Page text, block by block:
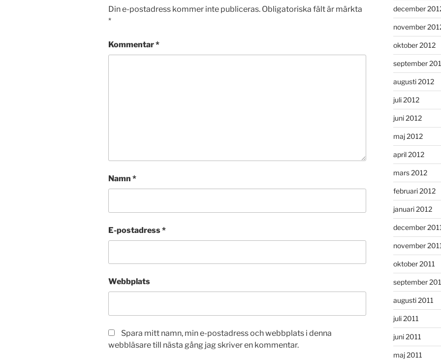
Din e-postadress kommer inte publiceras. Obligatoriska fält är märkta
*
Kommentar*
Namn *
E-postadress*
Webbplats
Spara mitt namn, min e-postadress och webbplats i denna
webbläsare till nästa gång jag skriver en kommentar.
december
november
oktober 2012
september
augusti 2012
juli 2012
juni 2012
maj 2012
april 2012
mars 2012
februari 2012
januari 2012
december
november
oktober 2011
september
augusti 2011
juli 2011
juni 2011
maj 2011